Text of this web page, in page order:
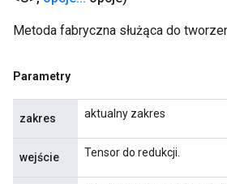
Metoda fabryczna służąca do
Parametry
zakres aktualny zakres
wejście Tensor do redukcji.